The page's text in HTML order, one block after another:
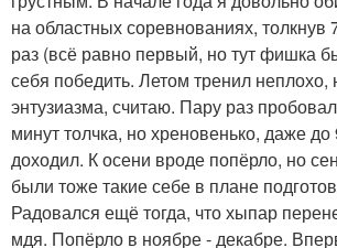
на областных соревнованиях,
раз (всё равно первый, но тут фишка
себя победить. Летом тренил неплохо,
энтузиазма, считаю. Пару раз
минут толчка, но хреновенько, даже до
доходил. К осени вроде попёрло, но
были тоже такие себе в плане
Радовался ещё тогда, что хыпар
мдя. Попёрло в ноябре - декабре.